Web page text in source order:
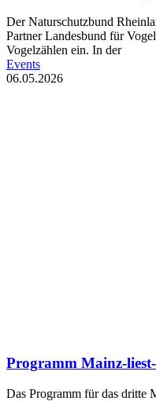
Der Naturschutzbund
Partner Landesbund für
Vogelzählen ein. In der
Events
06.05.2026
Programm Mainz-
Das Programm für das dritte